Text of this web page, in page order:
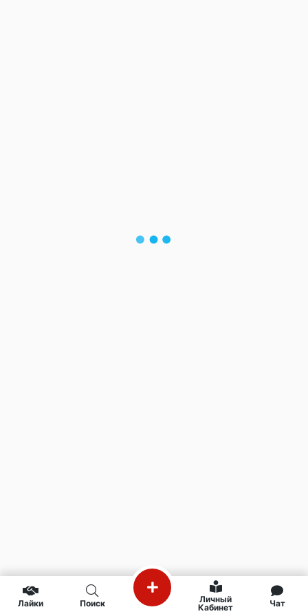
Лайки Поиск
Личный
Кабинет
Чат